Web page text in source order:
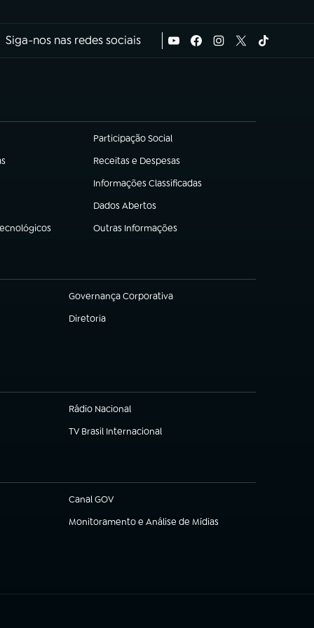
Siga-nos nas redes sociais
Participação Social
(abre em nova aba)
Receitas e Despesas
(abre em nova aba)
Informações Classificadas
(abre em nova aba)
Dados Abertos
(abre em nova aba)
Outras Informações
(abre em nova aba)
Governança Corporativa
(abre em nova aba)
Diretoria
(abre em nova aba)
Rádio Nacional
(abre em nova aba)
TV Brasil Internacional
(abre em nova aba)
Canal GOV
(abre em nova aba)
Monitoramento e Análise de Mídias
(abre em nova aba)